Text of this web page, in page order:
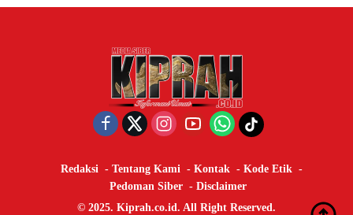
Redaksi Tentang Kami Kontak
Kode Etik
Pedoman Siber
Disclaimer
© 2025. Kiprah.co.id. All Right Reserved.